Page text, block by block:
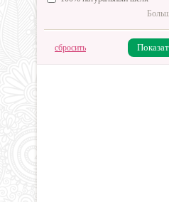
сбросить